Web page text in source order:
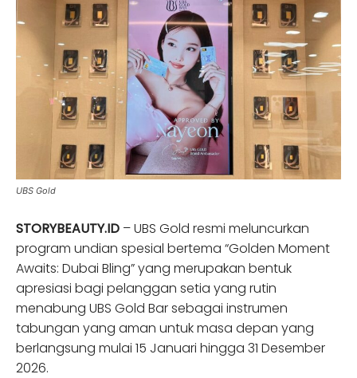
UBS Gold
STORYBEAUTY.ID – UBS Gold resmi meluncurkan
program undian spesial bertema “Golden Moment
Awaits: Dubai Bling” yang merupakan bentuk
apresiasi bagi pelanggan setia yang rutin
menabung UBS Gold Bar sebagai instrumen
tabungan yang aman untuk masa depan yang
berlangsung mulai 15 Januari hingga 31 Desember
2026.